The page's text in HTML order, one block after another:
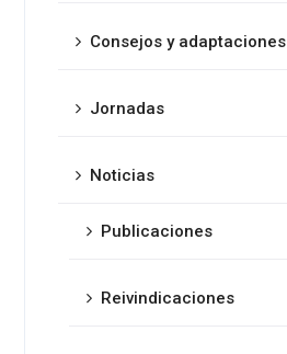
Consejos y adaptaciones
Jornadas
Noticias
Publicaciones
Reivindicaciones